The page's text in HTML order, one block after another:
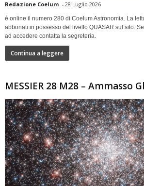
Redazione Coelum - 28 Luglio 2026
è online il numero 280 di Coelum Astronomia. La
abbonati in possesso del livello QUASAR sul sito.
ad accedere contatta la segreteria.
Continua a leggere
MESSIER 28 M28 – Ammasso